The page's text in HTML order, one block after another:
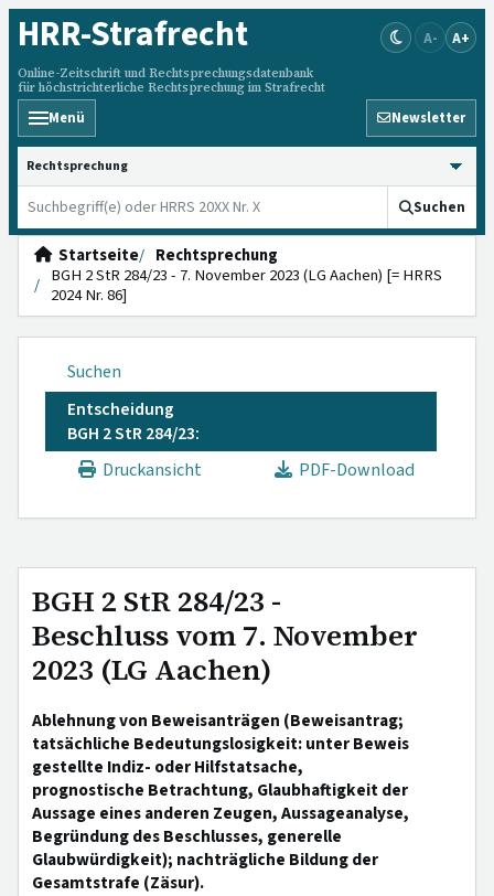
HRR-Strafrecht
Online-Zeitschrift und Rechtsprechungsdatenbank
für höchstrichterliche Rechtsprechung im Strafrecht
A- A+
Menü Newsletter
HRRS durchsuchen
Suchen
Startseite
Rechtsprechung
BGH 2 StR 284/23 - 7. November 2023 (LG Aachen) [= HRRS
2024 Nr. 86]
Suchen
Entscheidung
BGH 2 StR 284/23:
Druckansicht
PDF-Download
BGH 2 StR 284/23 -
Beschluss vom 7. November
2023 (LG Aachen)
Ablehnung von Beweisanträgen (Beweisantrag;
tatsächliche Bedeutungslosigkeit: unter Beweis
gestellte Indiz- oder Hilfstatsache,
prognostische Betrachtung, Glaubhaftigkeit der
Aussage eines anderen Zeugen, Aussageanalyse,
Begründung des Beschlusses, generelle
Glaubwürdigkeit); nachträgliche Bildung der
Gesamtstrafe (Zäsur).